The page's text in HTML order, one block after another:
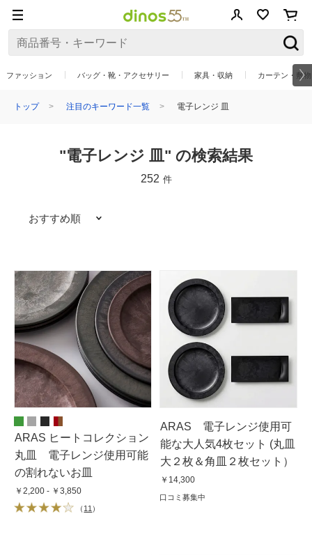
ファッション バッグ・靴・アクセサリー 家具・収納 カーテン・敷
トップ 注目のキーワード一覧 電子レンジ 皿
"電子レンジ 皿" の検索結果
252 件
おすすめ順
ARAS ヒートコレクション
丸皿 電子レンジ使用可能
の割れないお皿
￥2,200 - ￥3,850
（ 11 ）
ARAS 電子レンジ使用可
能な大人気4枚セット (丸皿
大２枚＆角皿２枚セット）
￥14,300
口コミ募集中